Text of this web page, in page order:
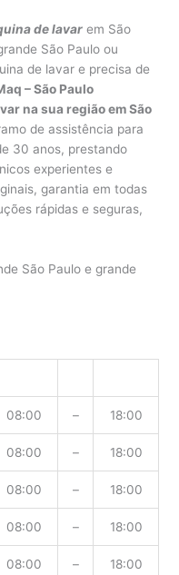
de lavar em São
São Paulo ou
de lavar e precisa de
– São Paulo
na sua região em São
de assistência para
30 anos, prestando
experientes e
garantia em todas
rápidas e seguras,
São Paulo e grande
08:00 – 18:00
08:00 – 18:00
08:00 – 18:00
08:00 – 18:00
08:00 – 18:00